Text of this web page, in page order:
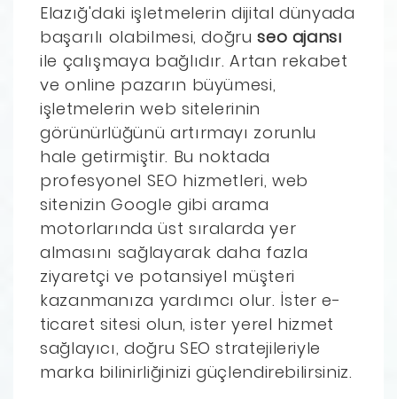
Elazığ'daki işletmelerin dijital dünyada
başarılı olabilmesi, doğruseo ajansı
ile çalışmaya bağlıdır. Artan rekabet
ve online pazarın büyümesi,
işletmelerin web sitelerinin
görünürlüğünü artırmayı zorunlu
hale getirmiştir. Bu noktada
profesyonel SEO hizmetleri, web
sitenizin Google gibi arama
motorlarında üst sıralarda yer
almasını sağlayarak daha fazla
ziyaretçi ve potansiyel müşteri
kazanmanıza yardımcı olur. İster e-
ticaret sitesi olun, ister yerel hizmet
sağlayıcı, doğru SEO stratejileriyle
marka bilinirliğinizi güçlendirebilirsiniz.